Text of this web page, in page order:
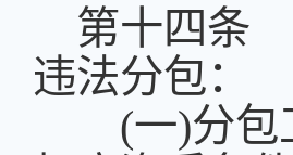
第十四条
违法分包：
(一)分包